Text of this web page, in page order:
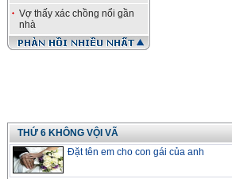
Vợ thấy xác chồng nổi gần
nhà
THỨ 6 KHÔNG VỘI VÃ
Đặt tên em cho con gái của anh